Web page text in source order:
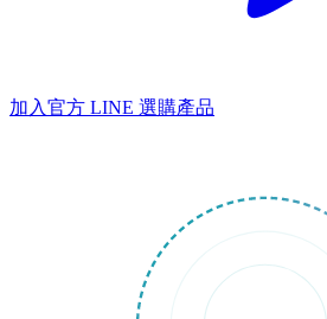
加入官方 LINE 選購產品